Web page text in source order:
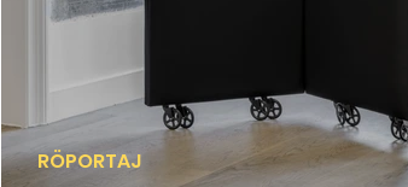
RÖPORTAJ